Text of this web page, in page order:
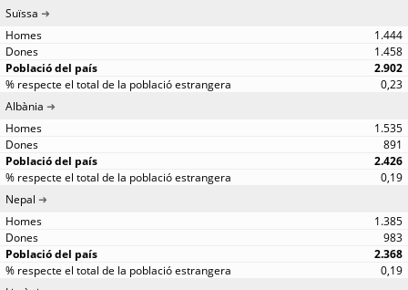
Suïssa
1.444
1.458
2.902
0,23
Albània
1.535
891
2.426
0,19
Nepal
1.385
983
2.368
0,19